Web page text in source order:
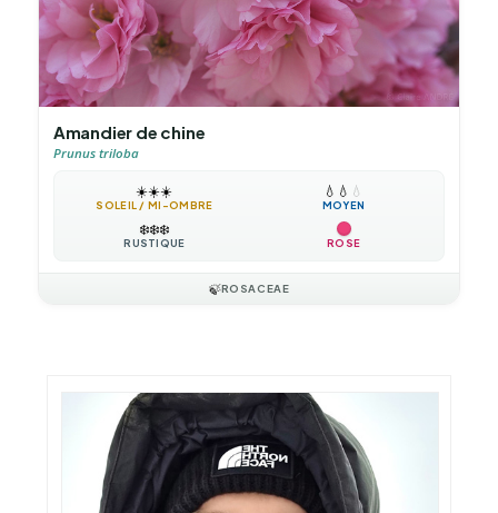
Amandier de chine
Prunus triloba
☀️☀️☀️
SOLEIL / MI-OMBRE
💧 💧 💧
MOYEN
❄️❄️❄️
RUSTIQUE ROSE
🍃ROSACEAE